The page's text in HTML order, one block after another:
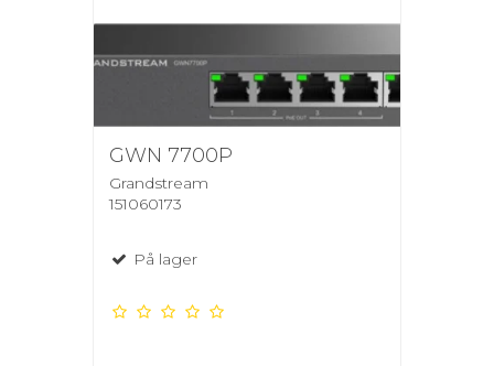
GWN 7700P
Grandstream
151060173
På lager